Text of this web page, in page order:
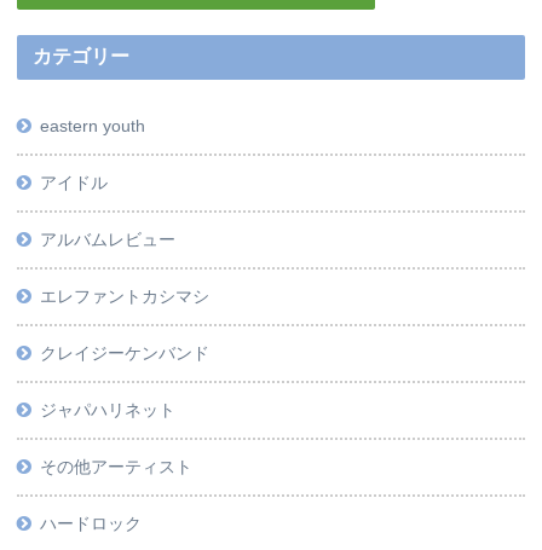
カテゴリー
eastern youth
アイドル
アルバムレビュー
エレファントカシマシ
クレイジーケンバンド
ジャパハリネット
その他アーティスト
ハードロック